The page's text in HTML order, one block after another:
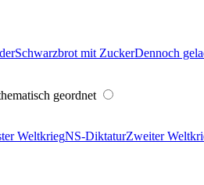
Schwarzbrot mit ZuckerDennoch
geordnet
WeltkriegNS-DiktaturZweiter